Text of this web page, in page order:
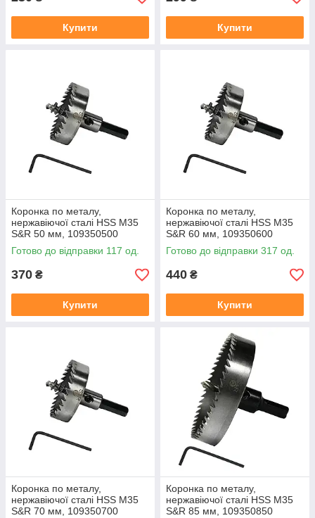
Купити Купити
Коронка по металу,
нержавіючої сталі HSS М35
S&R 50 мм, 109350500
Готово до відправки 117 од.
370 ₴
Купити
Коронка по металу,
нержавіючої сталі HSS М35
S&R 60 мм, 109350600
Готово до відправки 317 од.
440 ₴
Купити
Коронка по металу,
нержавіючої сталі HSS М35
S&R 70 мм, 109350700
Коронка по металу,
нержавіючої сталі HSS М35
S&R 85 мм, 109350850